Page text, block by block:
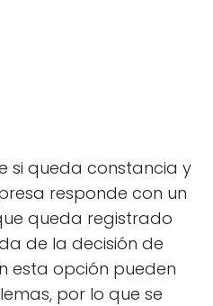
si queda constancia y
responde con un
queda registrado
de la decisión de
esta opción pueden
por lo que se